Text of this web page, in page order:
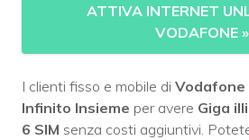
ATTIVA INTERNET
VODAFONE »
I clienti fisso e mobile di Vodafone
Infinito Insieme per avere Giga
6 SIM senza costi aggiuntivi.